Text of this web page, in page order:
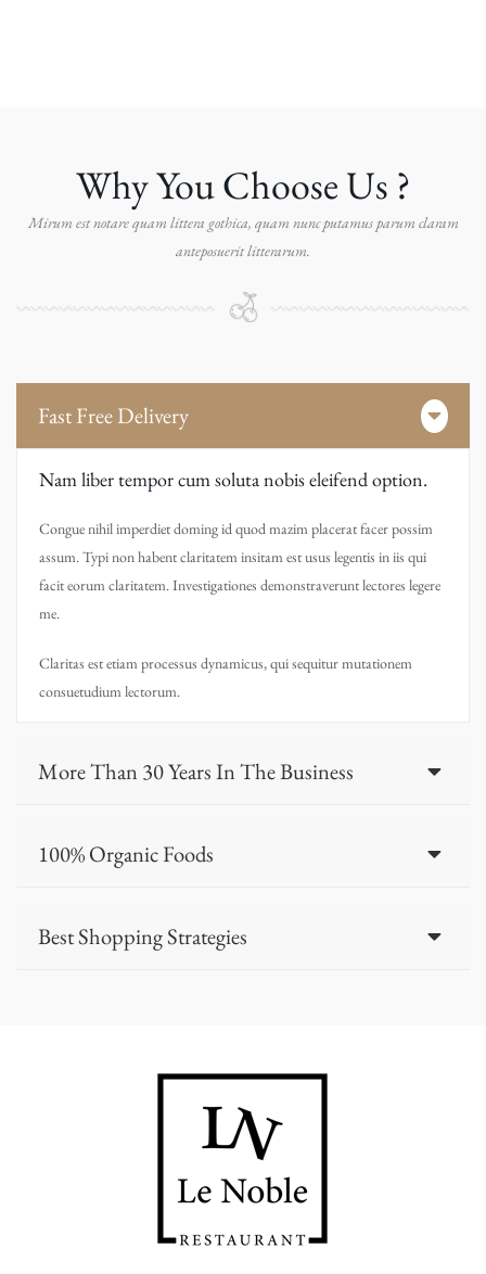
Why You Choose Us ?
Mirum est notare quam littera gothica, quam nunc putamus parum claram
anteposuerit litterarum.
Fast Free Delivery
Nam liber tempor cum soluta nobis eleifend option.
Congue nihil imperdiet doming id quod mazim placerat facer possim
assum. Typi non habent claritatem insitam est usus legentis in iis qui
facit eorum claritatem. Investigationes demonstraverunt lectores legere
me.
Claritas est etiam processus dynamicus, qui sequitur mutationem
consuetudium lectorum.
More Than 30 Years In The Business
100% Organic Foods
Best Shopping Strategies